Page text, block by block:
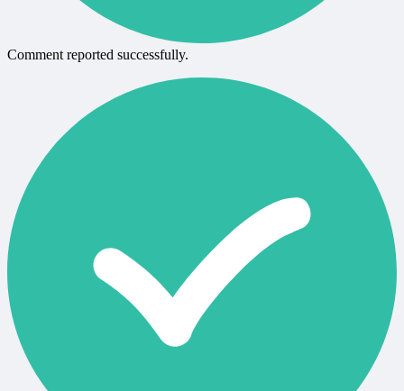
Comment reported successfully.